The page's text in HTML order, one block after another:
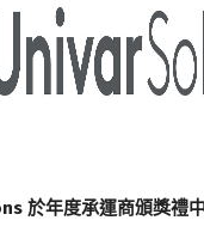
於年度承運商頒獎禮